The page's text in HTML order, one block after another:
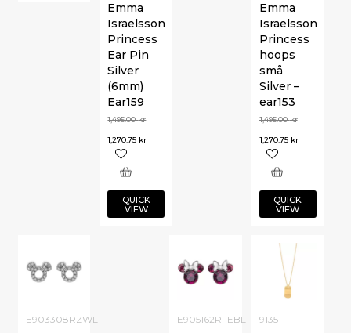
Emma
Israelsson
Princess
hoops
små
Silver –
ear153
1,495.00kr
1,270.75 kr
QUICK
VIEW
Emma
Israelsson
Princess
Ear Pin
Silver
(6mm)
Ear159
1,495.00kr
1,270.75 kr
QUICK
VIEW
9135
E903308RZWL E905162RFEBL